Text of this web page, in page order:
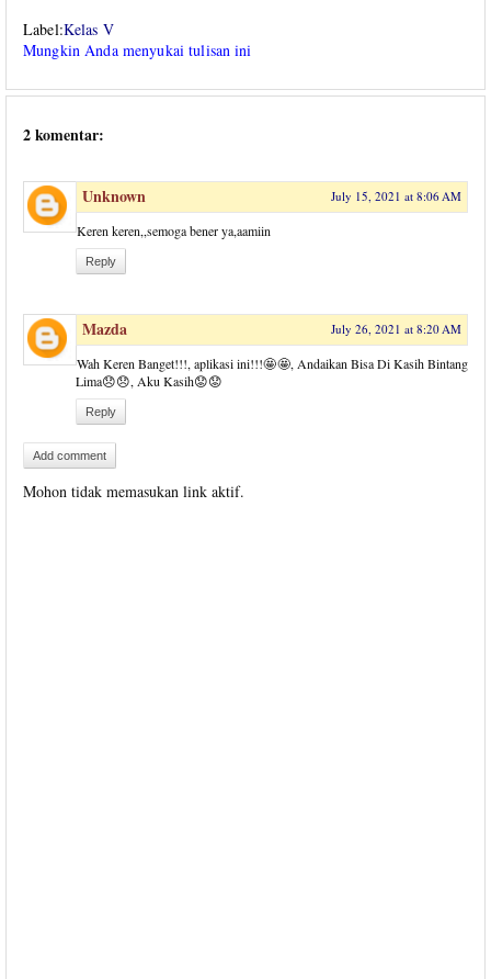
Label:Kelas V
Mungkin Anda menyukai tulisan ini
2 komentar:
Unknown July 15, 2021 at 8:06 AM
Keren keren,,semoga bener ya,aamiin
Reply
Mazda July 26, 2021 at 8:20 AM
Wah Keren Banget!!!, aplikasi ini!!!🤩🤩, Andaikan Bisa Di Kasih Bintang
Lima😞😞, Aku Kasih😟😟
Reply
Add comment
Mohon tidak memasukan link aktif.